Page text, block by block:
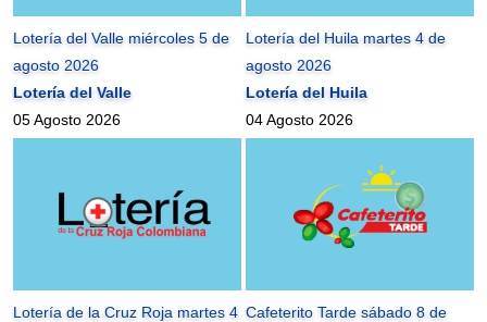
Lotería del Valle miércoles 5 de
agosto 2026
Lotería del Valle
05 Agosto 2026
Lotería del Huila martes 4 de
agosto 2026
Lotería del Huila
04 Agosto 2026
Lotería de la Cruz Roja martes 4 Cafeterito Tarde sábado 8 de